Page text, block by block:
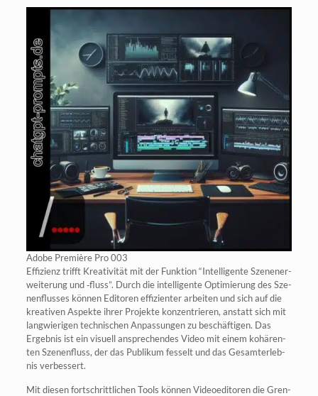
Ado­be Pre­miè­re Pro 003
Effi­zi­enz trifft Krea­ti­vi­tät mit der Funk­ti­on “Intel­li­gen­te Sze­n­e­n­er­
wei­te­rung und ‑fluss”. Durch die intel­li­gen­te Opti­mie­rung des Sze­
nen­flus­ses kön­nen Edi­to­ren effi­zi­en­ter arbei­ten und sich auf die
krea­ti­ven Aspek­te ihrer Pro­jek­te kon­zen­trie­ren, anstatt sich mit
lang­wie­ri­gen tech­ni­schen Anpas­sun­gen zu beschäf­ti­gen. Das
Ergeb­nis ist ein visu­ell anspre­chen­des Video mit einem kohä­ren­
ten Sze­nen­fluss, der das Publi­kum fes­selt und das Gesamt­erleb­
nis verbessert.
Mit die­sen fort­schritt­li­chen Tools kön­nen Video­edi­to­ren die Gren­